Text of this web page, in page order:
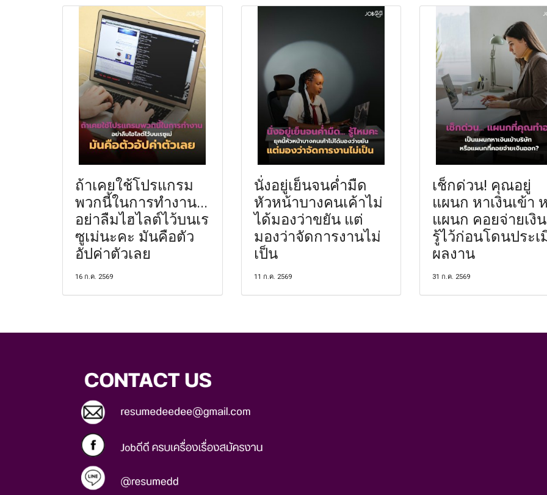
ถ้าเคยใช้โปรแกรม
พวกนี้ในการทำงาน...
อย่าลืมไฮไลต์ไว้บนเร
ซูเม่นะคะ มันคือตัว
อัปค่าตัวเลย
16 ก.ค. 2569
นั่งอยู่เย็นจนค่ำมืด
หัวหน้าบางคนเค้าไม่
ได้มองว่าขยัน แต่
มองว่าจัดการงานไม่
เป็น
11 ก.ค. 2569
เช็กด่วน! คุณอยู่
แผนก หาเงินเข้า
แผนก คอยจ่ายเงิ
รู้ไว้ก่อนโดนประเ
ผลงาน
31 ก.ค. 2569